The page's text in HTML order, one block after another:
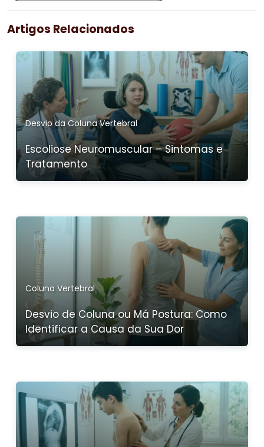
Artigos Relacionados
Desvio da Coluna Vertebral
Escoliose Neuromuscular – Sintomas e
Tratamento
Coluna Vertebral
Desvio de Coluna ou Má Postura: Como
Identificar a Causa da Sua Dor